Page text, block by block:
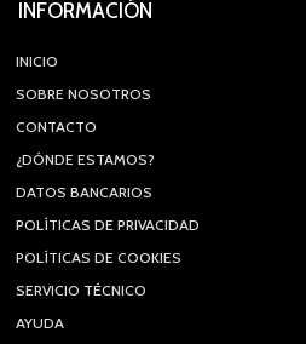
INFORMACIÓN
INICIO
SOBRE NOSOTROS
CONTACTO
¿DÓNDE ESTAMOS?
DATOS BANCARIOS
POLÍTICAS DE PRIVACIDAD
POLÍTICAS DE COOKIES
SERVICIO TÉCNICO
AYUDA